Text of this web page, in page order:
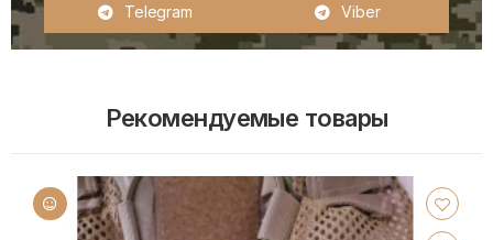
Telegram Viber
Рекомендуемые товары